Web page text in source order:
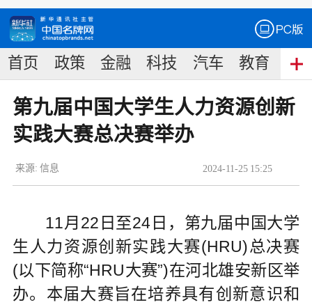
首页 政策 金融 科技 汽车 教育 食
第九届中国大学生人力资源创新
实践大赛总决赛举办
2024-11-25 15:25
来源: 信息
11月22日至24日，第九届中国大学
生人力资源创新实践大赛(HRU)总决赛
(以下简称“HRU大赛”)在河北雄安新区举
办。本届大赛旨在培养具有创新意识和